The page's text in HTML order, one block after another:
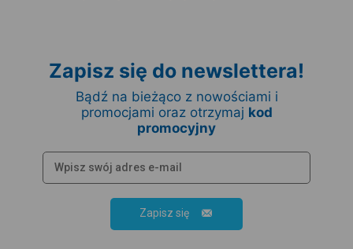
Zapisz się do newslettera!
Bądź na bieżąco z nowościami i
promocjami oraz otrzymaj kod
promocyjny
Zapisz się